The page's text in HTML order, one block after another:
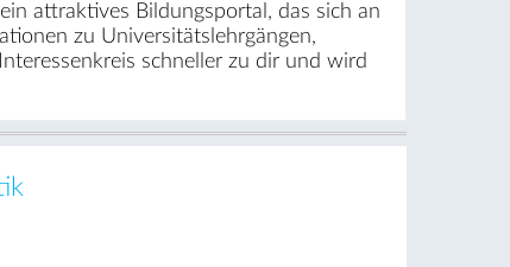
attraktives Bildungsportal, das sich an
zu Universitätslehrgängen,
schneller zu dir und wird